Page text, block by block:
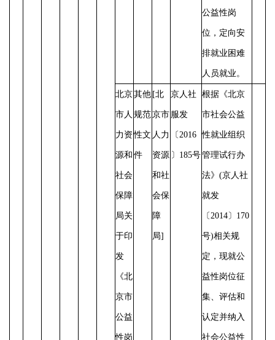
公益性岗
位，定向安
排就业困难
人员就业。
北京
市人
力资
源和
社会
保障
局关
于印
发
《北
京市
公益
性岗
其他
规范
性文
件
[北
京市
人力
资源
和社
会保
障
局]
京人社
服发
〔 2016
〕185号
根据《北京
市社会公益
性就业组织
管理试行办
法》 (京人社
就发
〔2014〕170
号)相关规
定，现就公
益性岗位征
集、评估和
认定并纳入
社会公益性